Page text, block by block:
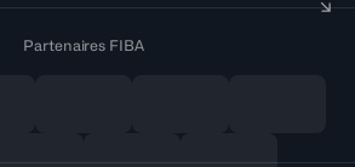
Partenaires FIBA